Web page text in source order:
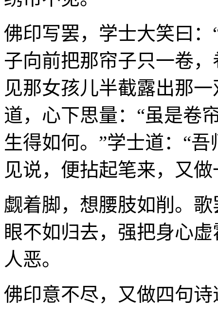
佛印写罢，学士大笑曰
子向前把那帘子只一卷
见那女孩儿半截露出那
道，心下思量：“虽是卷
生得如何。”学士道：“
见说，便拈起笔来，又
觑着脚，想腰肢如削。
眼不如归去，强把身心
人恶。
佛印意不尽，又做四句诗